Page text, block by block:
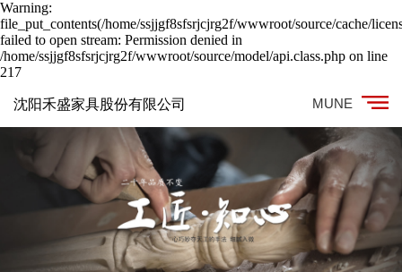
Warning:
file_put_contents(/home/ssjjgf8sfsrjcjrg2f/wwwroot/source/cache/
failed to open stream: Permission denied in
/home/ssjjgf8sfsrjcjrg2f/wwwroot/source/model/api.class.php on line
217
沈阳禾盛家具股份有限公司 MUNE